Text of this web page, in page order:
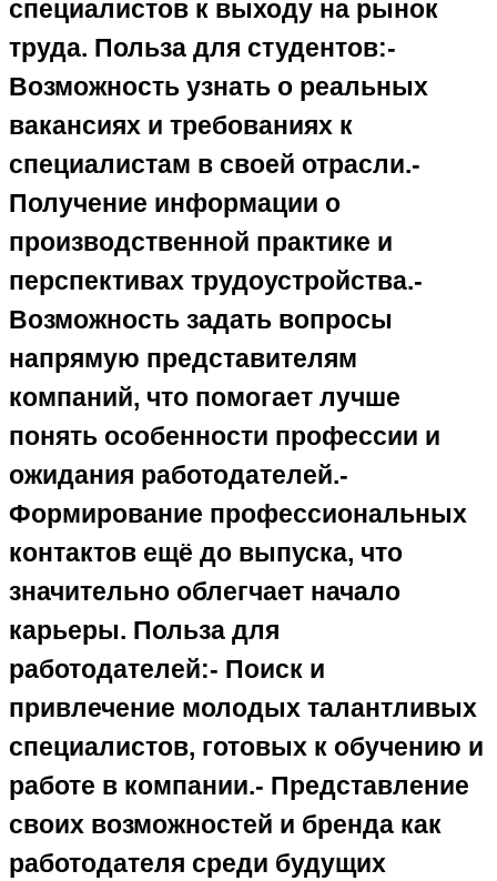
специалистов к выходу на рынок
труда. Польза для студентов:-
Возможность узнать о реальных
вакансиях и требованиях к
специалистам в своей отрасли.-
Получение информации о
производственной практике и
перспективах трудоустройства.-
Возможность задать вопросы
напрямую представителям
компаний, что помогает лучше
понять особенности профессии и
ожидания работодателей.-
Формирование профессиональных
контактов ещё до выпуска, что
значительно облегчает начало
карьеры. Польза для
работодателей:- Поиск и
привлечение молодых талантливых
специалистов, готовых к обучению и
работе в компании.- Представление
своих возможностей и бренда как
работодателя среди будущих